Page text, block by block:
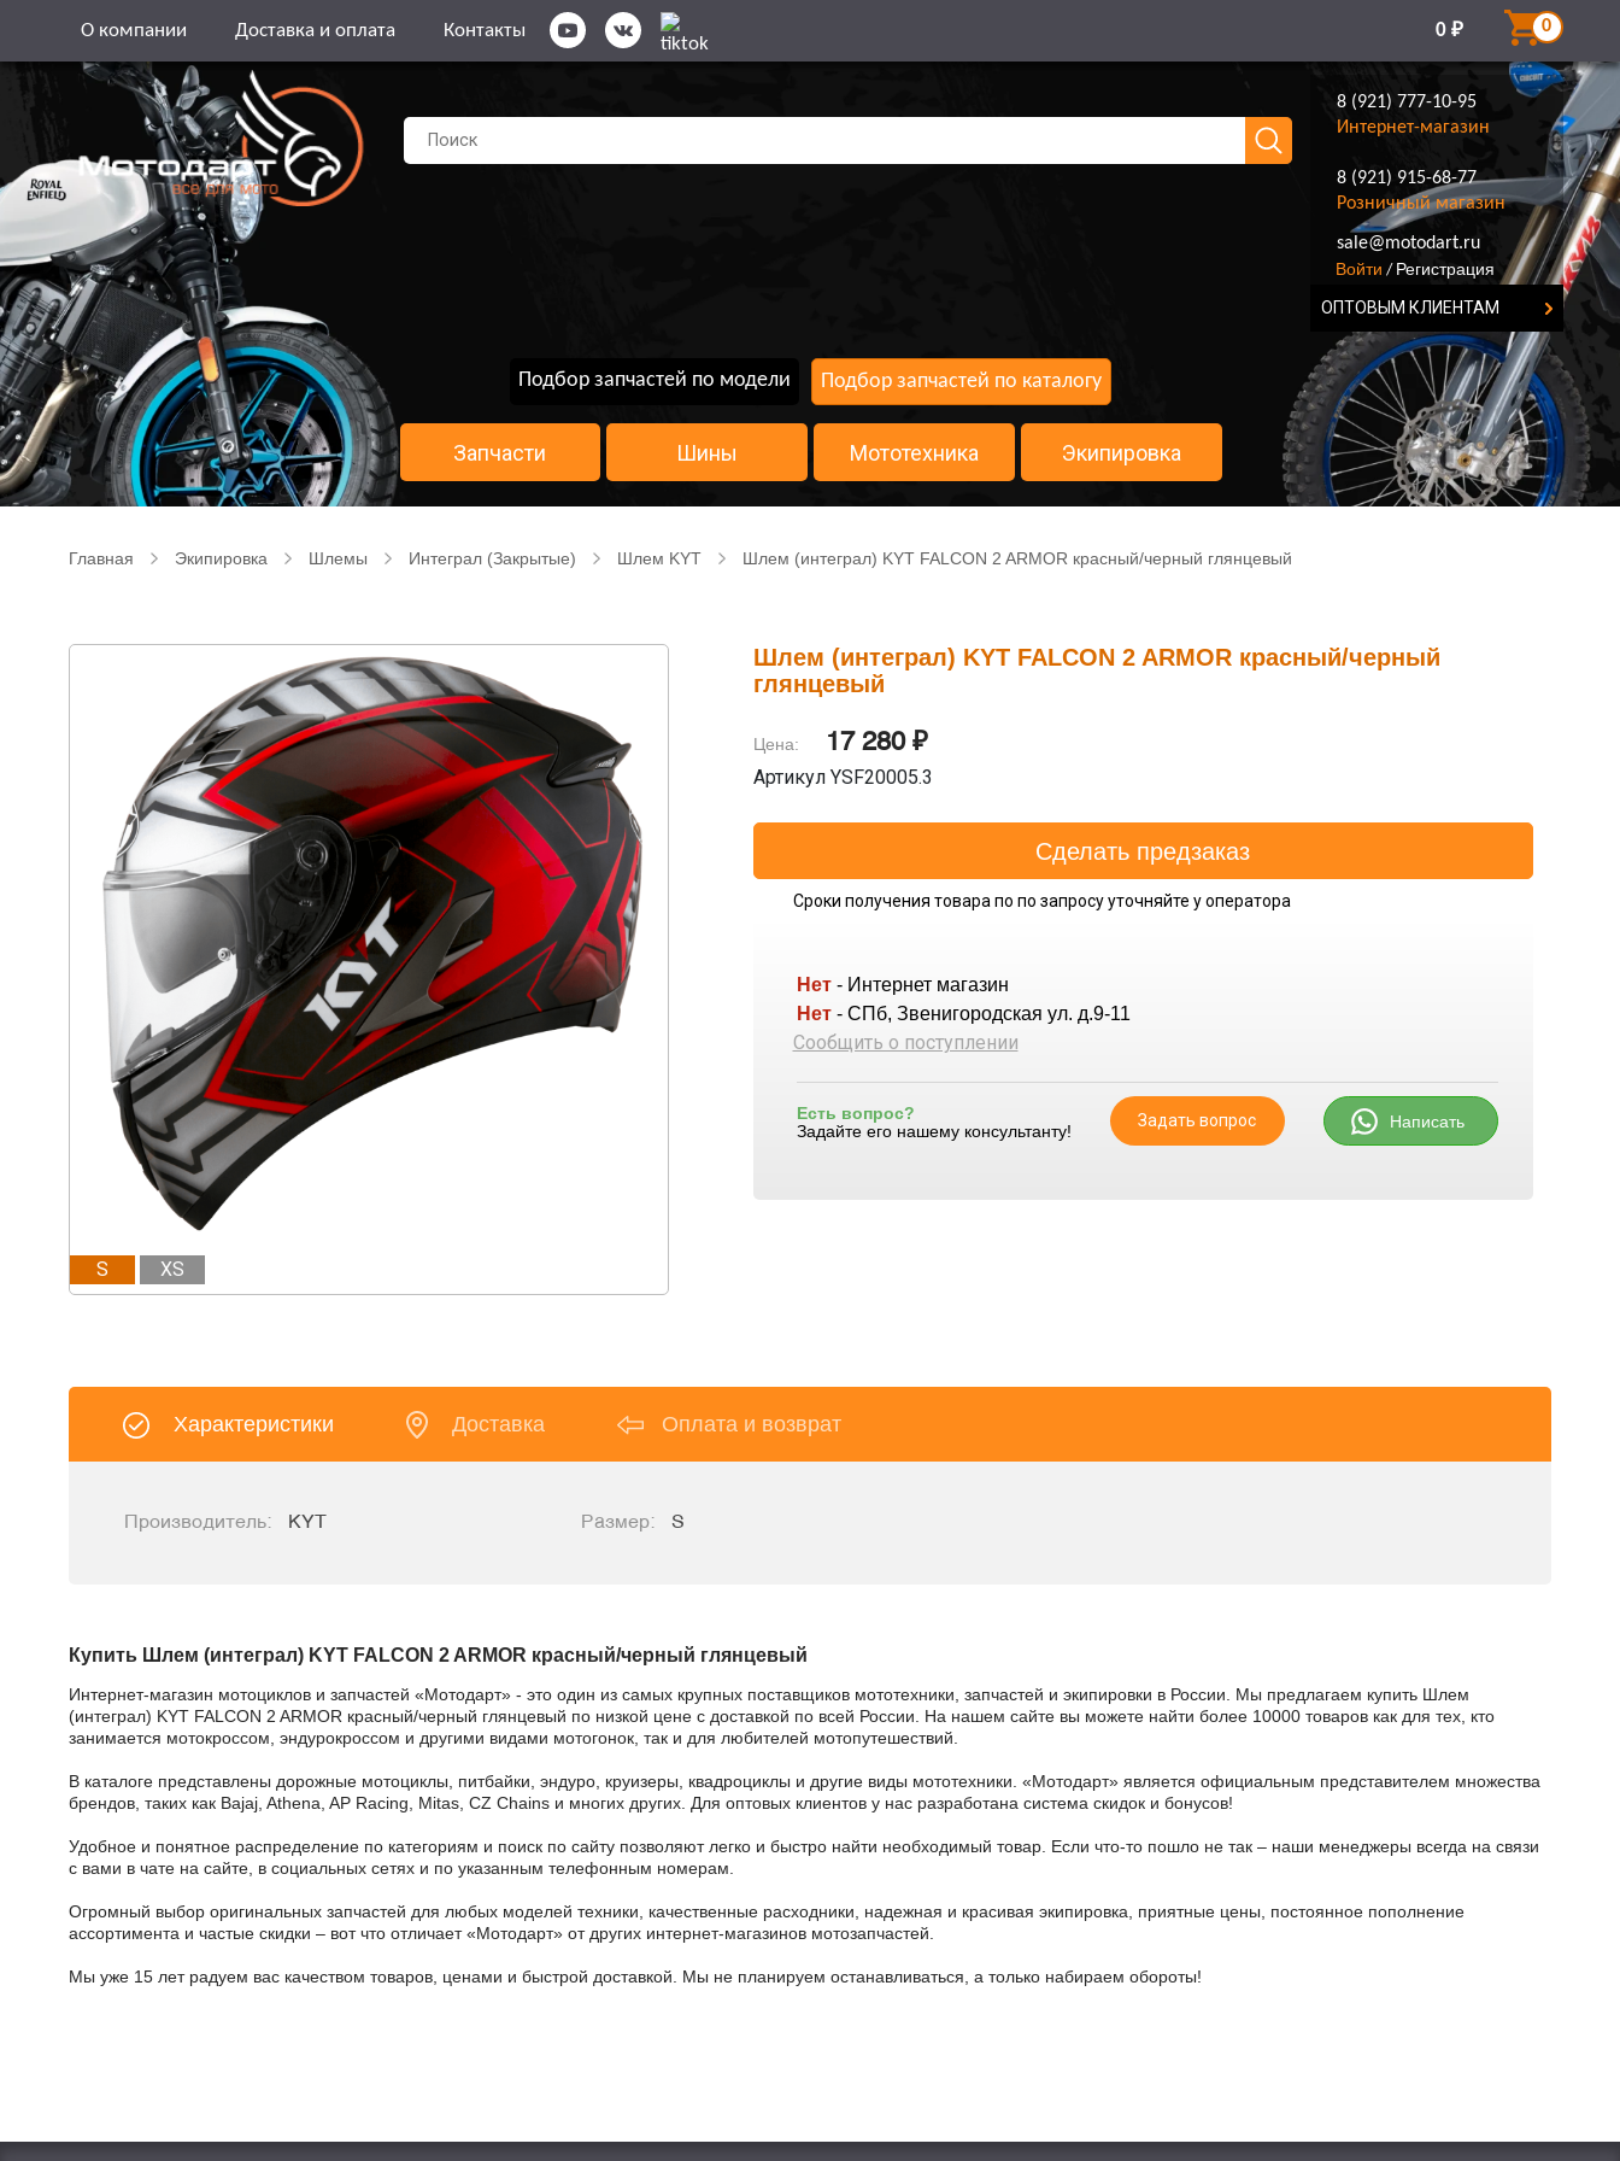
О компании Доставка и оплата Контакты 0 ₽ 0
8 (921) 777-10-95
Интернет-магазин
8 (921) 915-68-77
Розничный магазин
8 (921) 777-10-95
sale@motodart.ru
Войти / Регистрация
ОПТОВЫМ КЛИЕНТАМ
Подбор запчастей по модели Подбор запчастей по каталогу
Запчасти Шины Мототехника Экипировка
Главная Экипировка Шлемы Интеграл (Закрытые) Шлем KYT Шлем (интеграл) KYT FALCON 2 ARMOR красный/черный глянцевый
S XS
Шлем (интеграл) KYT FALCON 2 ARMOR красный/черный
глянцевый
Цена: 17 280 ₽
Артикул YSF20005.3
Сроки получения товара по по запросу уточняйте у оператора
Нет - Интернет магазин
Нет - СПб, Звенигородская ул. д.9-11
Сообщить о поступлении
Есть вопрос?
Задайте его нашему консультанту!
Задать вопрос Написать
Характеристики Доставка Оплата и возврат
Производитель: KYT Размер: S
Купить Шлем (интеграл) KYT FALCON 2 ARMOR красный/черный глянцевый
Интернет-магазин мотоциклов и запчастей «Мотодарт» - это один из самых крупных поставщиков мототехники, запчастей и экипировки в России. Мы предлагаем купить Шлем
(интеграл) KYT FALCON 2 ARMOR красный/черный глянцевый по низкой цене с доставкой по всей России. На нашем сайте вы можете найти более 10000 товаров как для тех, кто
занимается мотокроссом, эндурокроссом и другими видами мотогонок, так и для любителей мотопутешествий.
В каталоге представлены дорожные мотоциклы, питбайки, эндуро, круизеры, квадроциклы и другие виды мототехники. «Мотодарт» является официальным представителем множества
брендов, таких как Bajaj, Athena, AP Racing, Mitas, CZ Chains и многих других. Для оптовых клиентов у нас разработана система скидок и бонусов!
Удобное и понятное распределение по категориям и поиск по сайту позволяют легко и быстро найти необходимый товар. Если что-то пошло не так – наши менеджеры всегда на связи
с вами в чате на сайте, в социальных сетях и по указанным телефонным номерам.
Огромный выбор оригинальных запчастей для любых моделей техники, качественные расходники, надежная и красивая экипировка, приятные цены, постоянное пополнение
ассортимента и частые скидки – вот что отличает «Мотодарт» от других интернет-магазинов мотозапчастей.
Мы уже 15 лет радуем вас качеством товаров, ценами и быстрой доставкой. Мы не планируем останавливаться, а только набираем обороты!